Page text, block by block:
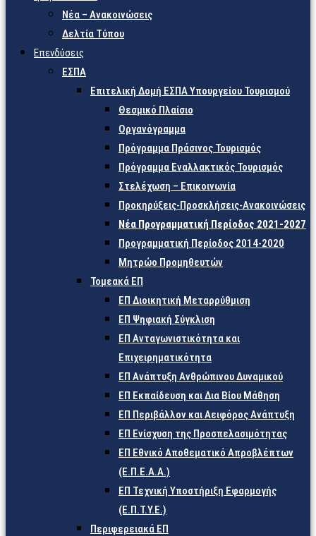
Νέα – Ανακοινώσεις
Δελτία Τύπου
Επενδύσεις
ΕΣΠΑ
Επιτελική Δομή ΕΣΠΑ Υπουργείου Τουρισμού
Θεσμικό Πλαίσιο
Οργανόγραμμα
Πρόγραμμα Πράσινος Τουρισμός
Πρόγραμμα Εναλλακτικός Τουρισμός
Στελέχωση – Επικοινωνία
Προκηρύξεις-Προσκλήσεις-Ανακοινώσεις
Νέα Προγραμματική Περίοδος 2021-2027
Προγραμματική Περίοδος 2014-2020
Μητρώο Προμηθευτών
Τομεακά ΕΠ
ΕΠ Διοικητική Μεταρρύθμιση
ΕΠ Ψηφιακή Σύγκλιση
ΕΠ Ανταγωνιστικότητα και
Επιχειρηματικότητα
ΕΠ Ανάπτυξη Ανθρώπινου Δυναμικού
ΕΠ Εκπαίδευση και Δια Βίου Μάθηση
ΕΠ Περιβάλλον και Αειφόρος Ανάπτυξη
ΕΠ Ενίσχυση της Προσπελασιμότητας
ΕΠ Εθνικό Αποθεματικό Απροβλέπτων
(Ε.Π.Ε.Α.Α.)
ΕΠ Τεχνική Υποστήριξη Εφαρμογής
(Ε.Π.Τ.Υ.Ε.)
Περιφερειακά ΕΠ